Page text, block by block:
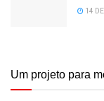
14
Um projeto para